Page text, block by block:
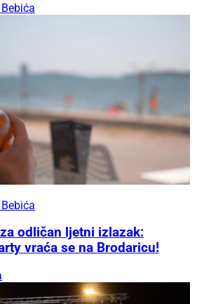
odličan ljetni izlazak:
vraća se na Brodaricu!